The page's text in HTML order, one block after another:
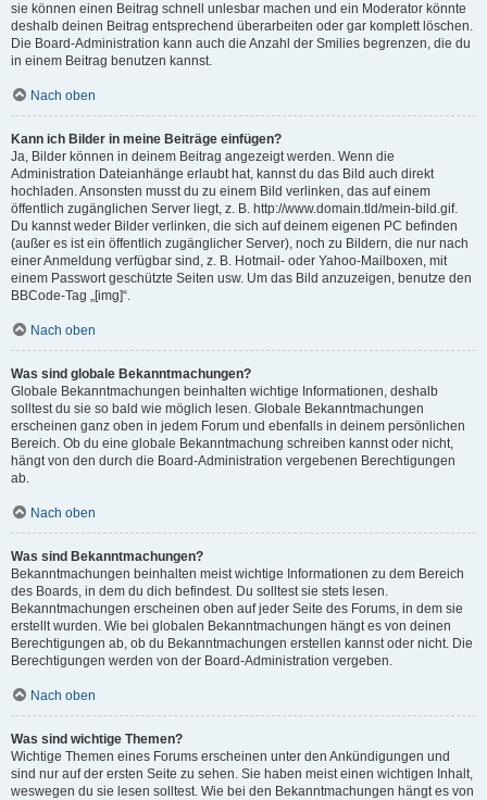
sie können einen Beitrag schnell unlesbar machen und ein Moderator könnte
deshalb deinen Beitrag entsprechend überarbeiten oder gar komplett löschen.
Die Board-Administration kann auch die Anzahl der Smilies begrenzen, die du
in einem Beitrag benutzen kannst.
Nach oben
Kann ich Bilder in meine Beiträge einfügen?
Ja, Bilder können in deinem Beitrag angezeigt werden. Wenn die
Administration Dateianhänge erlaubt hat, kannst du das Bild auch direkt
hochladen. Ansonsten musst du zu einem Bild verlinken, das auf einem
öffentlich zugänglichen Server liegt, z. B. http://www.domain.tld/mein-bild.gif.
Du kannst weder Bilder verlinken, die sich auf deinem eigenen PC befinden
(außer es ist ein öffentlich zugänglicher Server), noch zu Bildern, die nur nach
einer Anmeldung verfügbar sind, z. B. Hotmail- oder Yahoo-Mailboxen, mit
einem Passwort geschützte Seiten usw. Um das Bild anzuzeigen, benutze den
BBCode-Tag „[img]“.
Nach oben
Was sind globale Bekanntmachungen?
Globale Bekanntmachungen beinhalten wichtige Informationen, deshalb
solltest du sie so bald wie möglich lesen. Globale Bekanntmachungen
erscheinen ganz oben in jedem Forum und ebenfalls in deinem persönlichen
Bereich. Ob du eine globale Bekanntmachung schreiben kannst oder nicht,
hängt von den durch die Board-Administration vergebenen Berechtigungen
ab.
Nach oben
Was sind Bekanntmachungen?
Bekanntmachungen beinhalten meist wichtige Informationen zu dem Bereich
des Boards, in dem du dich befindest. Du solltest sie stets lesen.
Bekanntmachungen erscheinen oben auf jeder Seite des Forums, in dem sie
erstellt wurden. Wie bei globalen Bekanntmachungen hängt es von deinen
Berechtigungen ab, ob du Bekanntmachungen erstellen kannst oder nicht. Die
Berechtigungen werden von der Board-Administration vergeben.
Nach oben
Was sind wichtige Themen?
Wichtige Themen eines Forums erscheinen unter den Ankündigungen und
sind nur auf der ersten Seite zu sehen. Sie haben meist einen wichtigen Inhalt,
weswegen du sie lesen solltest. Wie bei den Bekanntmachungen hängt es von